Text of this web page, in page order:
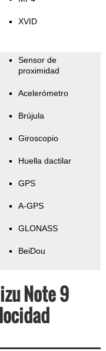
XVID
Sensor de
proximidad
Acelerómetro
Brújula
Giroscopio
Huella dactilar
GPS
A-GPS
GLONASS
BeiDou
Note 9